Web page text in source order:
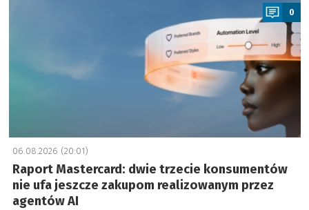
0
06.08.2026 (20:01)
Raport Mastercard: dwie trzecie konsumentów
nie ufa jeszcze zakupom realizowanym przez
agentów AI